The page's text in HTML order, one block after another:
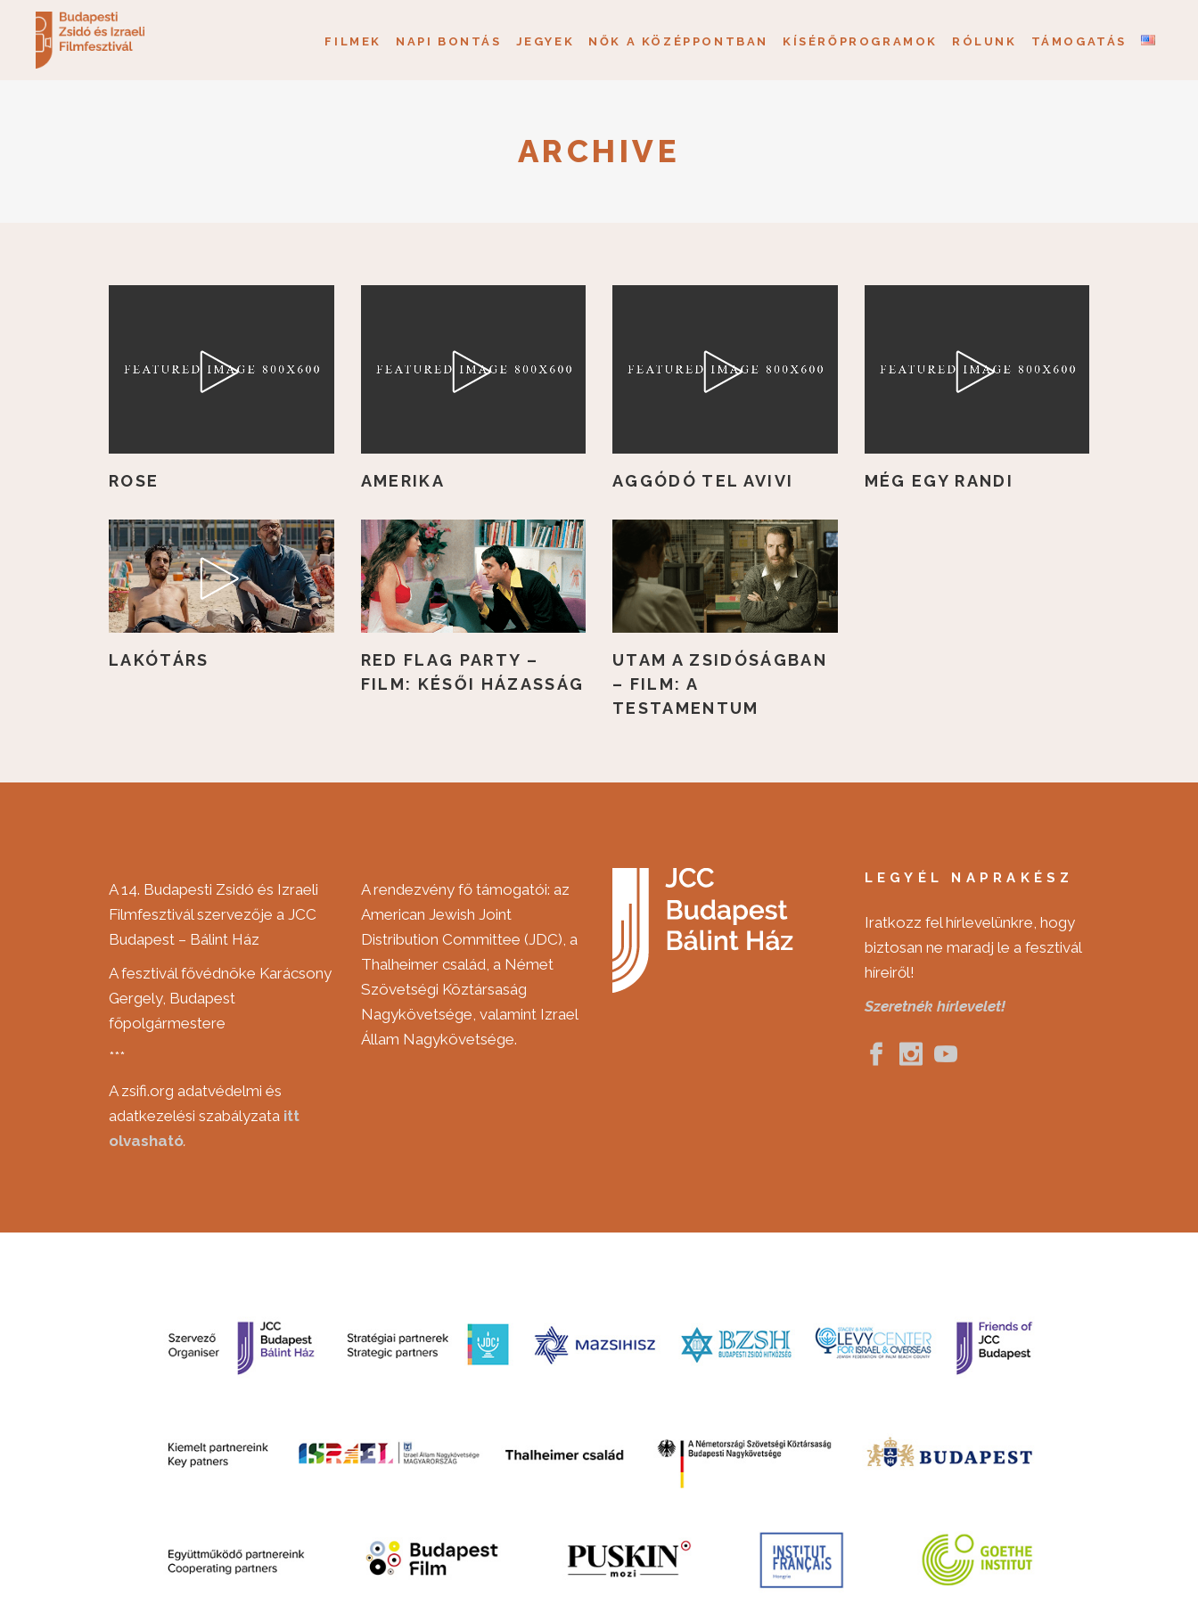
FILMEK NAPI BONTÁS JEGYEK NŐK A KÖZÉPPONTBAN KÍSÉRŐPROGRAMOK RÓLUNK TÁMOGATÁS
ARCHIVE
ROSE AMERIKA AGGÓDÓ TEL AVIVI MÉG EGY RANDI
LAKÓTÁRS
RED FLAG PARTY –
FILM: KÉSŐI HÁZASSÁG
UTAM A ZSIDÓSÁGBAN
– FILM: A
TESTAMENTUM
A 14. Budapesti Zsidó és Izraeli
Filmfesztivál szervezője a JCC
Budapest – Bálint Ház
A fesztivál fővédnöke Karácsony
Gergely, Budapest
főpolgármestere
***
A zsifi.org adatvédelmi és
adatkezelési szabályzata itt
olvasható.
A rendezvény fő támogatói: az
American Jewish Joint
Distribution Committee (JDC), a
Thalheimer család, a Német
Szövetségi Köztársaság
Nagykövetsége, valamint Izrael
Állam Nagykövetsége.
LEGYÉL NAPRAKÉSZ
Iratkozz fel hírlevelünkre, hogy
biztosan ne maradj le a fesztivál
híreiről!
Szeretnék hírlevelet!